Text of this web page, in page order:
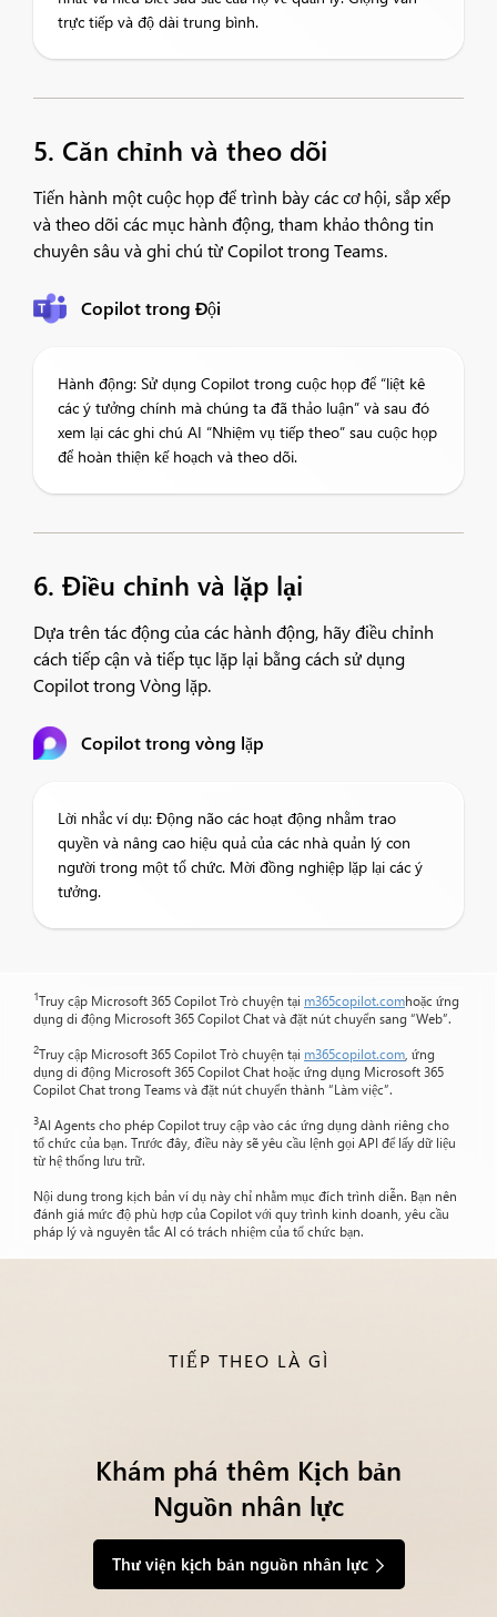
trực tiếp và độ dài trung bình.
5. Căn chỉnh và theo dõi
Tiến hành một cuộc họp để trình bày các cơ hội, sắp xếp
và theo dõi các mục hành động, tham khảo thông tin
chuyên sâu và ghi chú từ Copilot trong Teams.​
Copilot trong Đội
Hành động: Sử dụng Copilot trong cuộc họp để “liệt kê
các ý tưởng chính mà chúng ta đã thảo luận” và sau đó
xem lại các ghi chú AI “Nhiệm vụ tiếp theo” sau cuộc họp
để hoàn thiện kế hoạch và theo dõi.
6. Điều chỉnh và lặp lại
Dựa trên tác động của các hành động, hãy điều chỉnh
cách tiếp cận và tiếp tục lặp lại bằng cách sử dụng
Copilot trong Vòng lặp.​
Copilot trong vòng lặp
Lời nhắc ví dụ: Động não các hoạt động nhằm trao
quyền và nâng cao hiệu quả của các nhà quản lý con
người trong một tổ chức. Mời đồng nghiệp lặp lại các ý
tưởng.
1Truy cập Microsoft 365 Copilot Trò chuyện tại m365copilot.comhoặc ứng
dụng di động Microsoft 365 Copilot Chat và đặt nút chuyển sang “Web”.
2Truy cập Microsoft 365 Copilot Trò chuyện tại m365copilot.com , ứng
dụng di động Microsoft 365 Copilot Chat hoặc ứng dụng Microsoft 365
Copilot Chat trong Teams và đặt nút chuyển thành “Làm việc”.
3AI Agents cho phép Copilot truy cập vào các ứng dụng dành riêng cho
tổ chức của bạn. Trước đây, điều này sẽ yêu cầu lệnh gọi API để lấy dữ liệu
từ hệ thống lưu trữ.
Nội dung trong kịch bản ví dụ này chỉ nhằm mục đích trình diễn. Bạn nên
đánh giá mức độ phù hợp của Copilot với quy trình kinh doanh, yêu cầu
pháp lý và nguyên tắc AI có trách nhiệm của tổ chức bạn.
TIẾP THEO LÀ GÌ
Khám phá thêm Kịch bản
Nguồn nhân lực
Thư viện kịch bản nguồn nhân lực